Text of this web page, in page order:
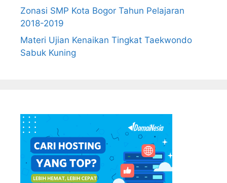
Zonasi SMP Kota Bogor Tahun Pelajaran
2018-2019
Materi Ujian Kenaikan Tingkat Taekwondo
Sabuk Kuning